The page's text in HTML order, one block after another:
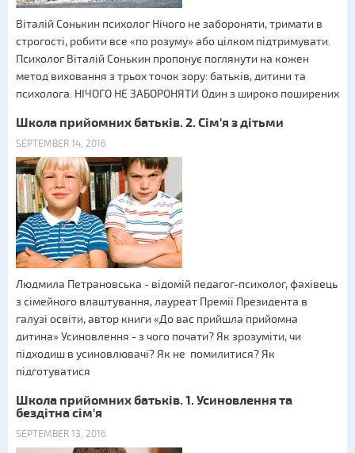
Віталій Сонькин психолог Нічого не забороняти, тримати в
строгості, робити все «по розуму» або цілком підтримувати.
Психолог Віталій Сонькин пропонує поглянути на кожен
метод виховання з трьох точок зору: батьків, дитини та
психолога. НІЧОГО НЕ ЗАБОРОНЯТИ Один з широко поширених
Школа прийомних батьків. 2. Сім'я з дітьми
SEPTEMBER 14, 2016
Людмила Петрановська - відомій педагог-психолог, фахівець
з сімейного влаштування, лауреат Премії Президента в
галузі освіти, автор книги «До вас прийшла прийомна
дитина» Усиновлення - з чого почати? Як зрозуміти, чи
підходиш в усиновлювачі? Як не помилитися? Як
підготуватися
Школа прийомних батьків. 1. Усиновлення та
бездітна сім'я
SEPTEMBER 13, 2016